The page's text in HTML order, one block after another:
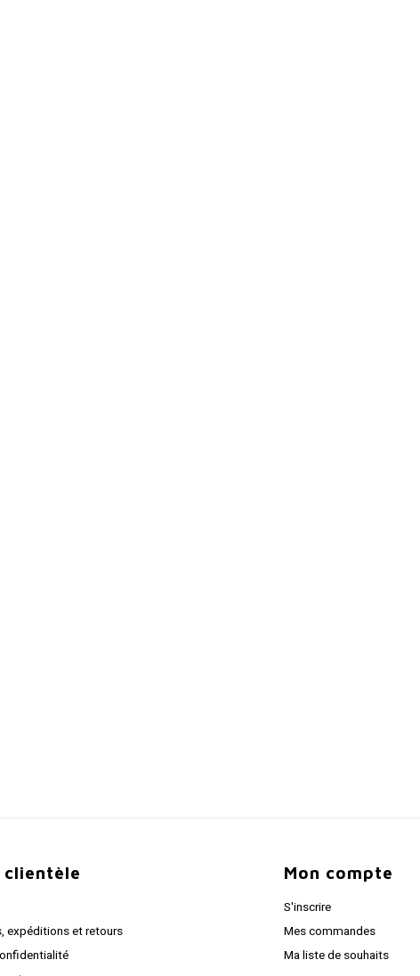
clientèle
expéditions et retours
Mon compte
S'inscrire
Mes commandes
Ma liste de souhaits